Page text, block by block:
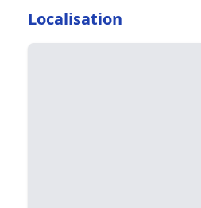
Localisation